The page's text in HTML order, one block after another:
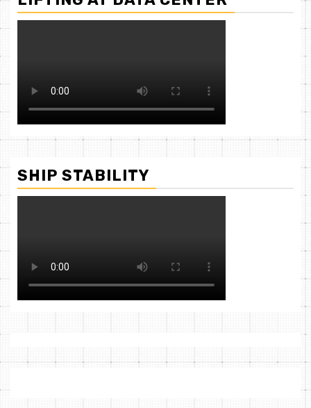
SHIP STABILITY